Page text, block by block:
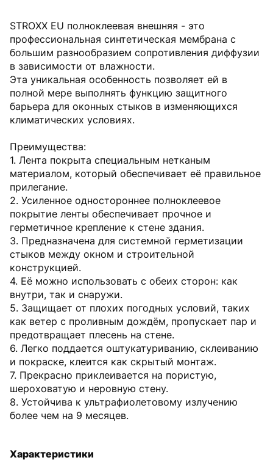
STROXX EU полноклеевая внешняя - это
профессиональная синтетическая мембрана с
большим разнообразием сопротивления диффузии
в зависимости от влажности.
Эта уникальная особенность позволяет ей в
полной мере выполнять функцию защитного
барьера для оконных стыков в изменяющихся
климатических условиях.
Преимущества:
1. Лента покрыта специальным нетканым
материалом, который обеспечивает её правильное
прилегание.
2. Усиленное одностороннее полноклеевое
покрытие ленты обеспечивает прочное и
герметичное крепление к стене здания.
3. Предназначена для системной герметизации
стыков между окном и строительной
конструкцией.
4. Её можно использовать с обеих сторон: как
внутри, так и снаружи.
5. Защищает от плохих погодных условий, таких
как ветер с проливным дождём, пропускает пар и
предотвращает плесень на стене.
6. Легко поддается оштукатуриванию, склеиванию
и покраске, клеится как скрытый монтаж.
7. Прекрасно приклеивается на пористую,
шероховатую и неровную стену.
8. Устойчива к ультрафиолетовому излучению
более чем на 9 месяцев.
Характеристики